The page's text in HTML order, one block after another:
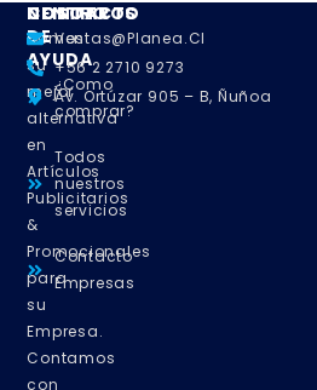
NOSOTROS
Somos
su
mejor
alternativa
en
Artículos
Publicitarios
&
Promocionales
para
su
Empresa.
Contamos
con
CENTRO
DE
AYUDA
¿Como
comprar?
Todos
nuestros
servicios
Contacto
Empresas
CONTACTO
Ventas@planea.cl
+56 2 2710 9273
Av. Ortúzar 905 – B, Ñuñoa